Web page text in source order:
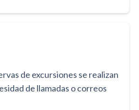
de excursiones se realizan
de llamadas o correos